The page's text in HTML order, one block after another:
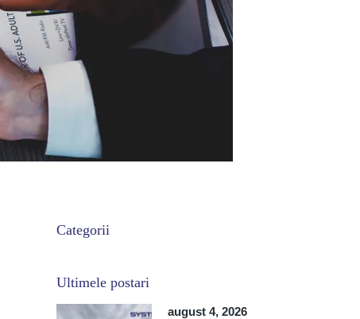
Categorii
Ultimele postari
august 4, 2026